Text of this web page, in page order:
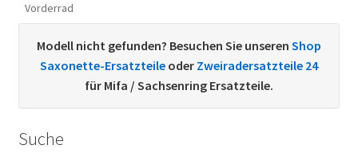
AGB
Datenschutzerklärung
Kontakt
Vorderrad
Modell nicht gefunden? Besuchen Sie unseren Shop
Saxonette-Ersatzteile oder Zweiradersatzteile 24
für Mifa / Sachsenring Ersatzteile.
Suche